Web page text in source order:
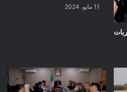
11 مايو، 2024